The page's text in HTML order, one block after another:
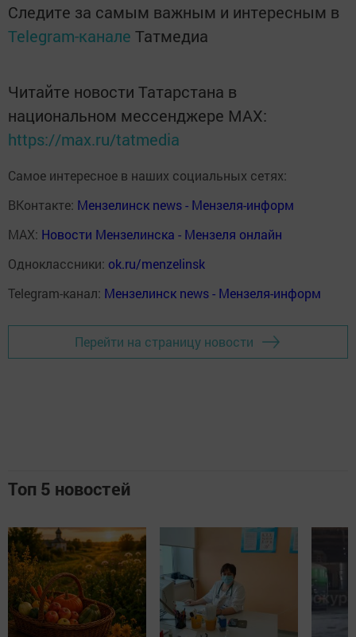
Следите за самым важным и интересным в
Telegram-канале Татмедиа
Читайте новости Татарстана в
национальном мессенджере MАХ:
https://max.ru/tatmedia
Самое интересное в наших социальных сетях:
ВКонтакте: Мензелинск news - Мензеля-информ
MAX: Новости Мензелинска - Мензеля онлайн
Одноклассники: ok.ru/menzelinsk
Telegram-канал: Мензелинск news - Мензеля-информ
Перейти на страницу новости
Топ 5 новостей